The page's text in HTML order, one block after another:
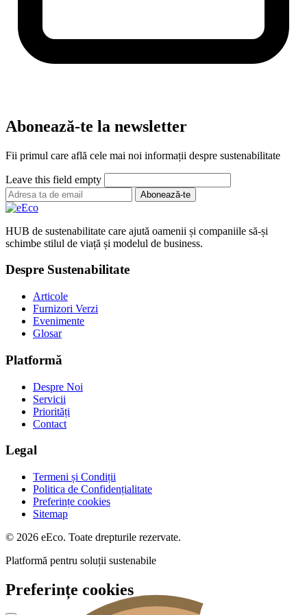
Abonează-te la newsletter
Fii primul care află cele mai noi informații despre sustenabilitate
Leave this field empty
Abonează-te
HUB de sustenabilitate care ajută oamenii și companiile să-și
schimbe stilul de viață și modelul de business.
Despre Sustenabilitate
Articole
Furnizori Verzi
Evenimente
Glosar
Platformă
Despre Noi
Servicii
Priorități
Contact
Legal
Termeni și Condiții
Politica de Confidențialitate
Preferințe cookies
Sitemap
© 2026 eEco. Toate drepturile rezervate.
Platformă pentru soluții sustenabile
Preferințe cookies